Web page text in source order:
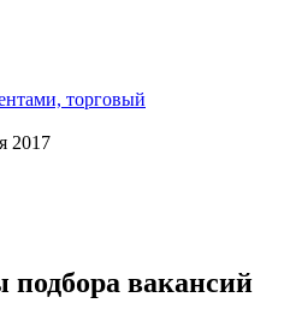
торговый
2017
вакансий